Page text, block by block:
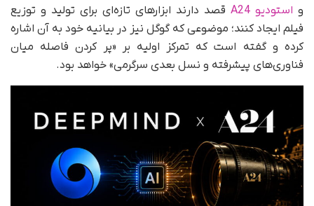
و استودیو A24
قصد دارند ابزارهای تازه‌ای برای تولید و توزیع
فیلم ایجاد کنند؛ موضوعی که گوگل نیز در بیانیه خود به آن اشاره
کرده و گفته است که تمرکز اولیه بر «پر کردن فاصله میان
فناوری‌های پیشرفته و نسل بعدی سرگرمی» خواهد بود.